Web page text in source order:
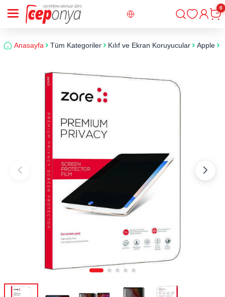
Giriş
0
Anasayfa Tüm Kategoriler Kılıf ve Ekran Koruyucular Apple